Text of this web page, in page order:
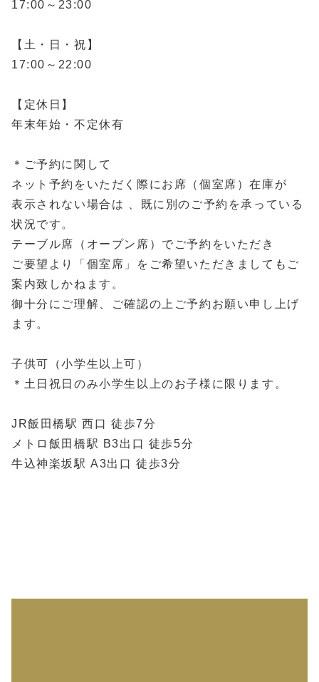
17:00～23:00
【土・日・祝】
17:00～22:00
【定休日】
年末年始・不定休有
＊ご予約に関して
ネット予約をいただく際にお席（個室席）在庫が
表示されない場合は 、既に別のご予約を承っている
状況です。
テーブル席（オープン席）でご予約をいただき
ご要望より「個室席」をご希望いただきましてもご
案内致しかねます。
御十分にご理解、ご確認の上ご予約お願い申し上げ
ます。
子供可（小学生以上可）
＊土日祝日のみ小学生以上のお子様に限ります。
JR飯田橋駅 西口 徒歩7分
メトロ飯田橋駅 B3出口 徒歩5分
牛込神楽坂駅 A3出口 徒歩3分